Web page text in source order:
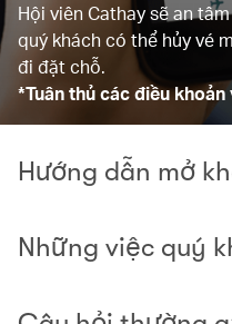
Hội viên Cathay sẽ an
quý khách có thể hủy vé
đi đặt chỗ.
*Tuân thủ các điều
Hướng dẫn mở
Những việc quý